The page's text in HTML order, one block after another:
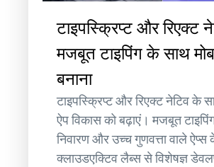
टाइपस्क्रिप्ट और रिएक्ट
मजबूत टाइपिंग के साथ
बनाना
टाइपस्क्रिप्ट और रिएक्ट नेटिव के
ऐप विकास को बढ़ाएं। मजबूत
निवारण और उच्च गुणवत्ता वाले ऐप्स
क्लाउडएक्टिव लैब्स से विशेषज्ञ